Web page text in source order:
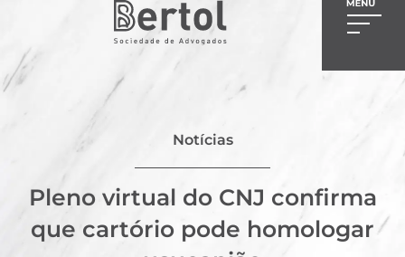
Notícias
Pleno virtual do CNJ confirma
que cartório pode homologar